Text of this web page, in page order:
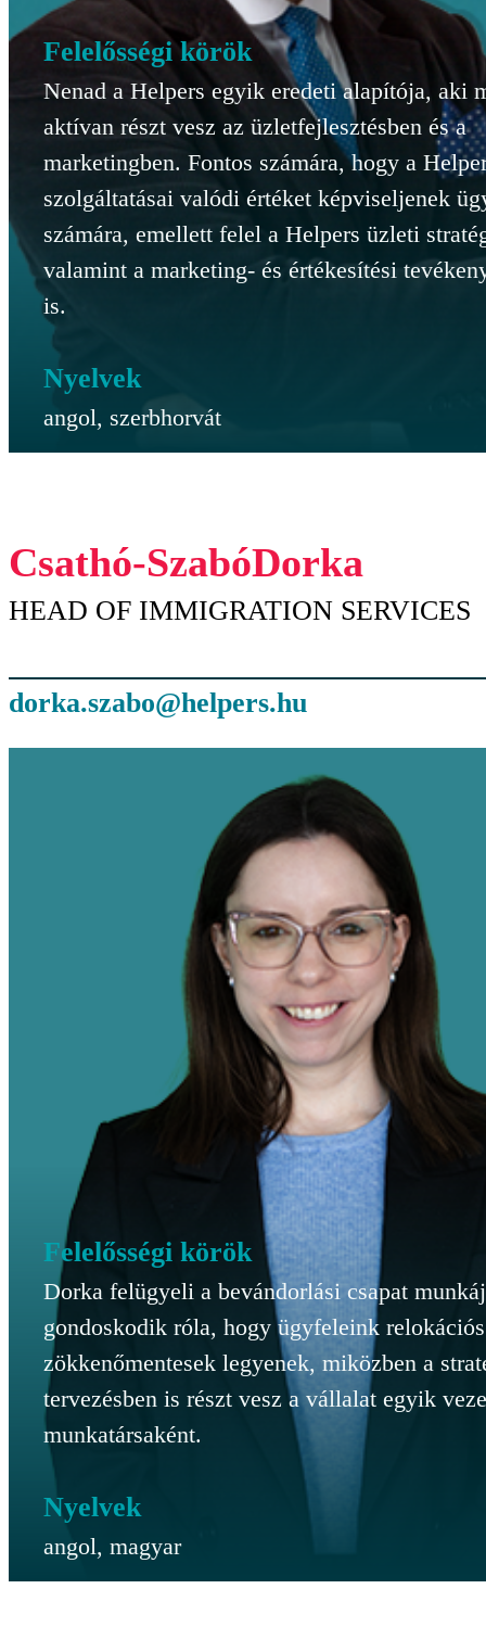
Felelősségi körök
Nenad a Helpers egyik eredeti alapítója, aki
aktívan részt vesz az üzletfejlesztésben és a
marketingben. Fontos számára, hogy a
szolgáltatásai valódi értéket képviseljenek
számára, emellett felel a Helpers üzleti
valamint a marketing- és értékesítési
is.
Nyelvek
angol, szerbhorvát
Dorka
Csathó-Szabó
HEAD OF IMMIGRATION SERVICES
dorka.szabo@helpers.hu
Felelősségi körök
Dorka felügyeli a bevándorlási csapat
gondoskodik róla, hogy ügyfeleink
zökkenőmentesek legyenek, miközben a
tervezésben is részt vesz a vállalat egyik
munkatársaként.
Nyelvek
angol, magyar